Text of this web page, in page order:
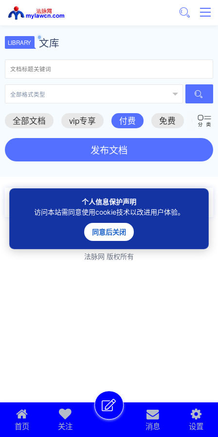
LIBRARY 文库
全部文档 vip专享 付费 免费 推荐
发布文档
服务协议 隐私保护
承办法律事务专业网络平台
CopyRight © 2022-2026 mylawcn.com All Rights Reserved.
个人信息保护声明
访问本站需同意使用cookie技术以改进用户体验。
同意后关闭
法脉网 版权所有
首页 关注 消息 设置